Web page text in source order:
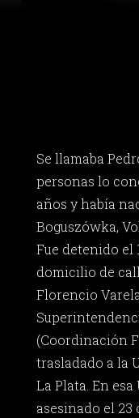
Se llamaba
personas lo
años y había
Boguszówka,
Fue detenido el
domicilio de
Florencio
(Coordinación
trasladado a la
La Plata. En
asesinado el 23